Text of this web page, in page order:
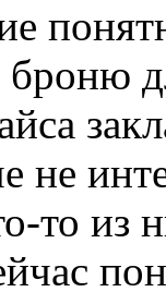
броню
не
то из